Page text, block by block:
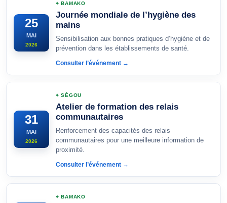
25
MAI
2026
⌖ BAMAKO
Journée mondiale de l’hygiène des
mains
Sensibilisation aux bonnes pratiques d’hygiène et de
prévention dans les établissements de santé.
Consulter l’événement →
31
MAI
2026
⌖ SÉGOU
Atelier de formation des relais
communautaires
Renforcement des capacités des relais
communautaires pour une meilleure information de
proximité.
Consulter l’événement →
⌖ BAMAKO